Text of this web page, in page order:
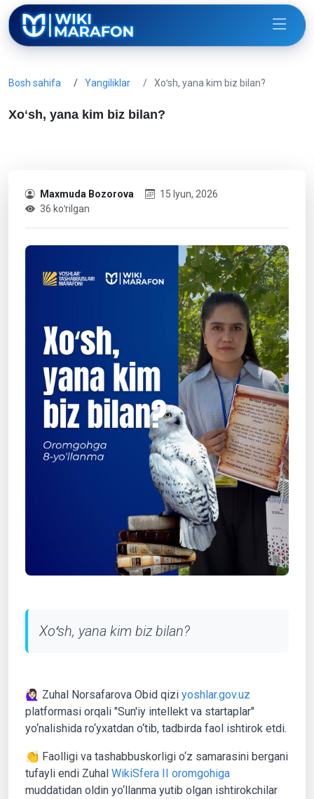
Bosh sahifa Yangiliklar Xoʻsh, yana kim biz bilan?
Xoʻsh, yana kim biz bilan?
Maxmuda Bozorova
15 Iyun, 2026
36 koʻrilgan
Xoʻsh, yana kim biz bilan?
🙋🏻‍♀️ Zuhal Norsafarova Obid qizi yoshlar.gov.uz
platformasi orqali "Sun'iy intellekt va startaplar"
yo‘nalishida ro‘yxatdan o‘tib, tadbirda faol ishtirok etdi.
👏 Faolligi va tashabbuskorligi o‘z samarasini bergani
tufayli endi Zuhal WikiSfera II oromgohiga
muddatidan oldin yo‘llanma yutib olgan ishtirokchilar